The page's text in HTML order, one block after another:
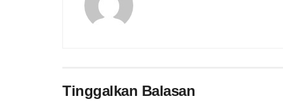
Tinggalkan Balasan